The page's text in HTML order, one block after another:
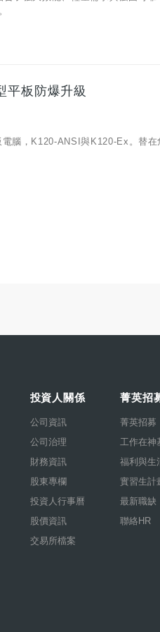
平板防爆升級
腦，K120-ANSI與K120-Ex。替
投資人關係
公司資訊
公司治理
財務資訊
股東專欄
投資人行事曆
股價資訊
交易所檔案
菁英招
菁英招募
工作在神
福利與生
實習生計
最新職缺
聯絡HR